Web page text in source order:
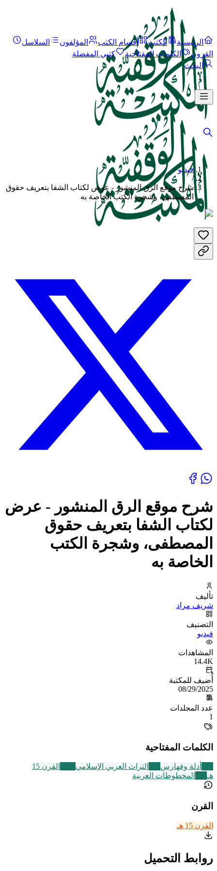
الرئيسية الكتب أقسام الكتب المؤلفون
السلاسل
القرون
الكلمات المفتاحية
كتبي المفضلة
البحث
فيديو
/
شرح موقع الرق المنشور - عرض لكتاب الشفا بتعريف حقوق
المصطفى، وشجرة الكتب الخاصة به
شرح موقع الرق المنشور - عرض
لكتاب الشفا بتعريف حقوق
المصطفى، وشجرة الكتب
الخاصة به
تأليف
شريف مراد
التصنيف
فيديو
المشاهدات
14.4K
أُضيف للمكتبة
08/29/2025
عدد المجلدات
1
الكلمات المفتاحية
أدلة وفهارس التراث العربي الإسلامي
القرن 15
هـ
المخطوطات العربية
القرن
القرن 15 هـ
روابط التحميل